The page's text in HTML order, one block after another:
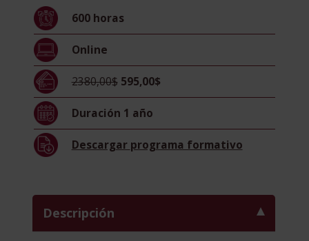
cantidad
600 horas
Online
2380,00$ 595,00$
Duración 1 año
Descargar programa formativo
Descripción